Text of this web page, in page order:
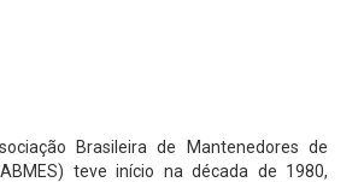
Brasileira de Mantenedores de
teve início na década de 1980,